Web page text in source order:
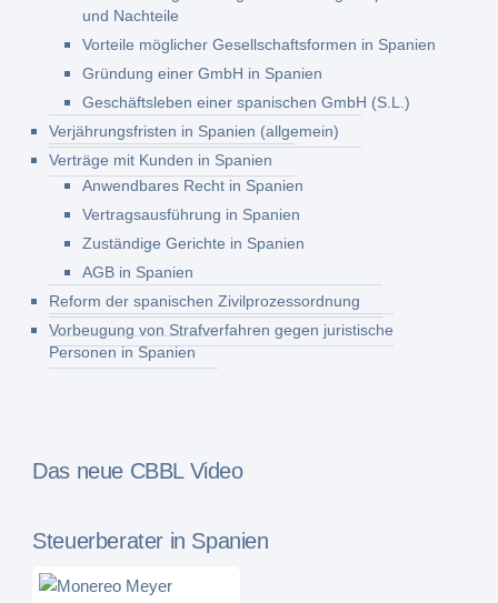
und Nachteile
Vorteile möglicher Gesellschaftsformen in Spanien
Gründung einer GmbH in Spanien
Geschäftsleben einer spanischen GmbH (S.L.)
Verjährungsfristen in Spanien (allgemein)
Verträge mit Kunden in Spanien
Anwendbares Recht in Spanien
Vertragsausführung in Spanien
Zuständige Gerichte in Spanien
AGB in Spanien
Reform der spanischen Zivilprozessordnung
Vorbeugung von Strafverfahren gegen juristische
Personen in Spanien
Das neue CBBL Video
Steuerberater in Spanien